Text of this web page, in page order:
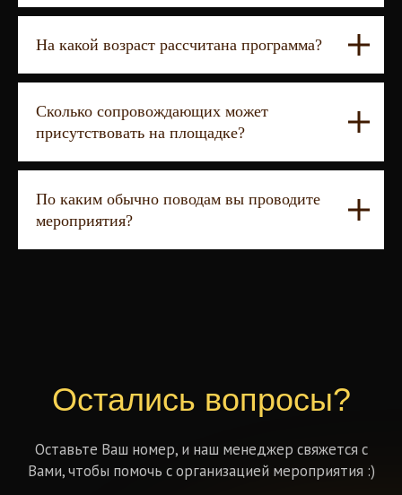
На какой возраст рассчитана программа?
Сколько сопровождающих может
присутствовать на площадке?
По каким обычно поводам вы проводите
мероприятия?